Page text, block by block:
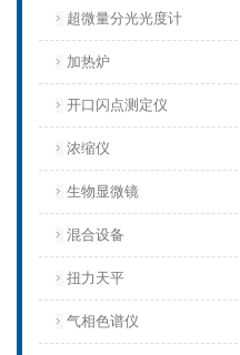
超微量分光光度计
加热炉
开口闪点测定仪
浓缩仪
生物显微镜
混合设备
扭力天平
气相色谱仪